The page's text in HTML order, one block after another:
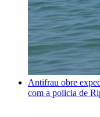
Antifrau obre
com a policia de